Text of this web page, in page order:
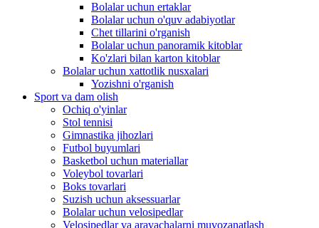
Bolalar uchun ertaklar
Bolalar uchun o'quv adabiyotlar
Chet tillarini o'rganish
Bolalar uchun panoramik kitoblar
Ko'zlari bilan karton kitoblar
Bolalar uchun xattotlik nusxalari
Yozishni o'rganish
Sport va dam olish
Ochiq o'yinlar
Stol tennisi
Gimnastika jihozlari
Futbol buyumlari
Basketbol uchun materiallar
Voleybol tovarlari
Boks tovarlari
Suzish uchun aksessuarlar
Bolalar uchun velosipedlar
Velosipedlar va aravachalarni muvozanatlash